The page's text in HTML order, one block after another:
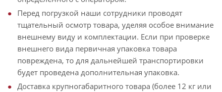
Перед погрузкой наши сотрудники проводят
тщательный осмотр товара, уделяя особое внимание
внешнему виду и комплектации. Если при проверке
внешнего вида первичная упаковка товара
повреждена, то для дальнейшей транспортировки
будет проведена дополнительная упаковка.
Доставка крупногабаритного товара (более 12 кг или